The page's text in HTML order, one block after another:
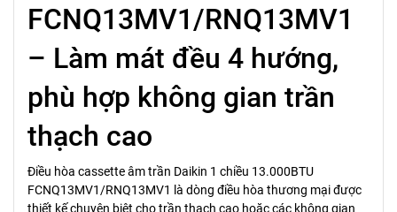
FCNQ13MV1/RNQ13MV1
– Làm mát đều 4 hướng,
phù hợp không gian trần
thạch cao
Điều hòa cassette âm trần Daikin 1 chiều 13.000BTU
FCNQ13MV1/RNQ13MV1 là dòng điều hòa thương mại được
thiết kế chuyên biệt cho trần thạch cao hoặc các không gian